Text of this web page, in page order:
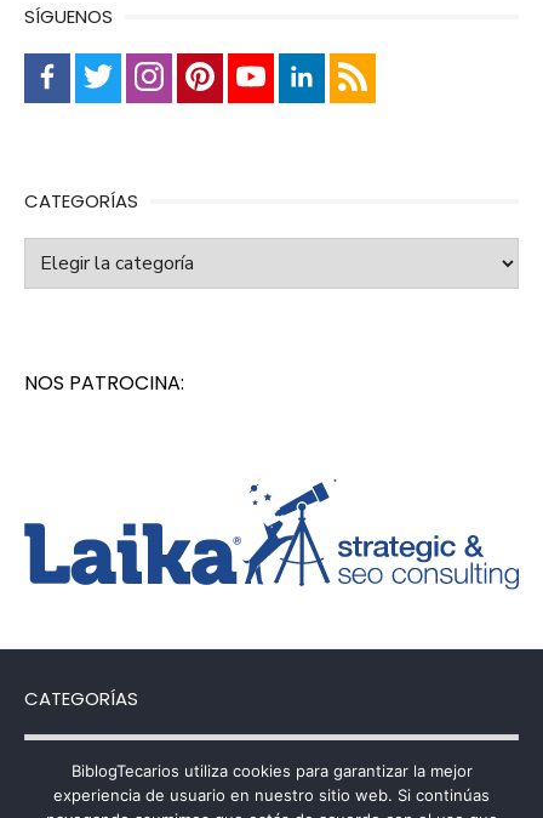
SÍGUENOS
CATEGORÍAS
Categorías
NOS PATROCINA:
CATEGORÍAS
Categorías
BiblogTecarios utiliza cookies para garantizar la mejor
experiencia de usuario en nuestro sitio web. Si continúas